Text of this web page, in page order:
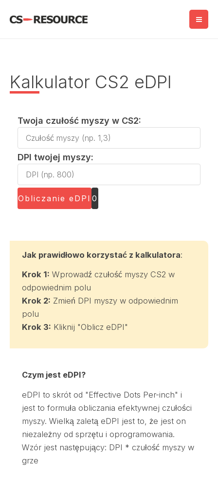
Kalkulator CS2 eDPI
Twoja czułość myszy w CS2:
Twoja
czułość
myszy
CS2:
DPI twojej myszy:
DPI
twojej
myszy:
Obliczanie eDPI 0
Jak prawidłowo korzystać z kalkulatora:
Krok 1: Wprowadź czułość myszy CS2 w
odpowiednim polu
Krok 2: Zmień DPI myszy w odpowiednim
polu
Krok 3: Kliknij "Oblicz eDPI"
Czym jest eDPI?
eDPI to skrót od "Effective Dots Per-inch" i
jest to formuła obliczania efektywnej czułości
myszy. Wielką zaletą eDPI jest to, że jest on
niezależny od sprzętu i oprogramowania.
Wzór jest następujący: DPI * czułość myszy w
grze